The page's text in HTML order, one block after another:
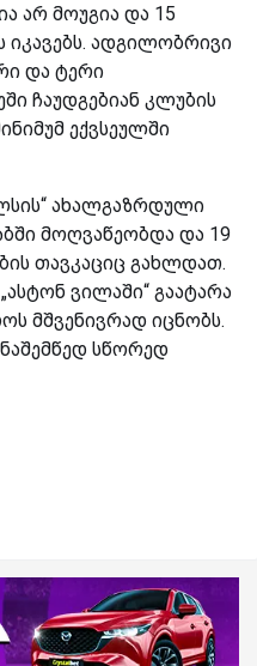
არ მოუგია და 15
ადგილობრივი
და ტერი
ჩაუდგებიან კლუბის
ექვსეულში
ახალგაზრდული
მოღვაწეობდა და 19
თავკაციც გახლდათ.
ვილაში“ გაატარა
მშვენივრად იცნობს.
სწორედ